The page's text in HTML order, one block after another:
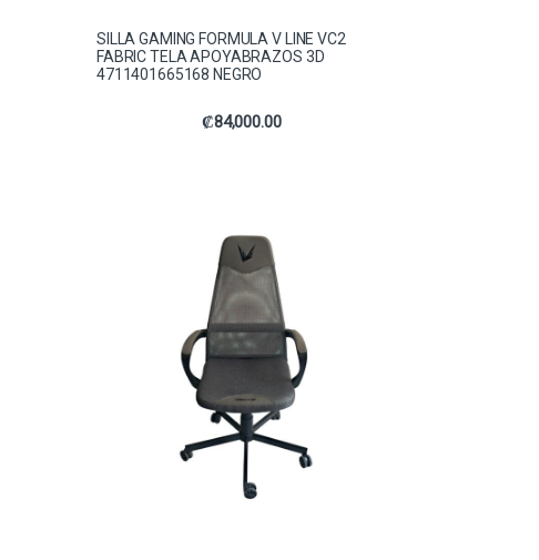
SILLA GAMING FORMULA V LINE VC2
FABRIC TELA APOYABRAZOS 3D
4711401665168 NEGRO
₡84,000.00